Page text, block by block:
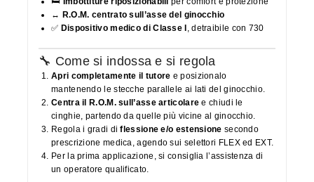
↔️ R.O.M. centrato sull’asse del ginocchio
✅ Dispositivo medico di Classe I , detraibile con 730
🔧 Come si indossa e si regola
Apri completamente il tutore e posizionalo
mantenendo le stecche parallele ai lati del ginocchio.
Centra il R.O.M. sull’asse articolare e chiudi le
cinghie, partendo da quelle più vicine al ginocchio.
Regola i gradi diflessione e/o estensione secondo
prescrizione medica, agendo sui selettori FLEX ed EXT.
Per la prima applicazione, si consiglia l’assistenza di
un operatore qualificato.